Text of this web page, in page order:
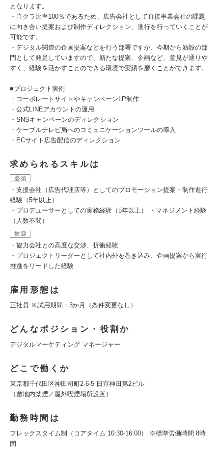
となります。
・直クラ比率100％であるため、広告会社として直接事業会社の課題
に向き合い提案および制作ディレクション、進行を行っていくことが
可能です。
・デジタル関連の企画提案などを行う部署ですが、今期から新設の部
門として発足していますので、新たな提案、企画など、意見が通りや
すく、経験を活かすことのできる環境で実績を磨くことができます。
■プロジェクト実例
・コーポレートサイトやキャンペーンLP制作
・公式LINEアカウントの運用
・SNSキャンペーンのディレクション
・ケーブルテレビ局へのコミュニケーションツールの導入
・ECサイト広告配信のディレクション
求められるスキルは
必須
・支援会社（広告代理店等）としてのプロモーション提案・制作進行
経験（5年以上）
・プロデューサーとしての実務経験（5年以上） ・マネジメント経験
（人数不問）
歓迎
・協力会社との高度な交渉、折衝経験
・プロジェクトリーダーとして社内外を巻き込み、企画提案から実行
推進をリードした経験
雇用形態は
正社員 ※試用期間：3か月（条件変更なし）
どんなポジション・役割か
デジタルマーケティング マネージャー
どこで働くか
東京都千代田区神田司町2-6-5 日宣神田第2ビル
（敷地内禁煙／屋外喫煙場所設置）
勤務時間は
フレックスタイム制（コアタイム 10:30-16:00） ※標準労働時間 8時
間